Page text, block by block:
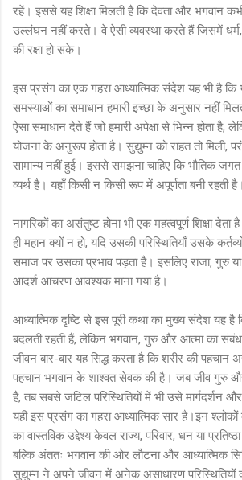
रहें। इससे यह शिक्षा मिलती है कि देवता और भगवान
उल्लंघन नहीं करते। वे ऐसी व्यवस्था करते हैं जिसमें
की रक्षा हो सके।
इस प्रसंग का एक गहरा आध्यात्मिक संदेश यह भी है कि
समस्याओं का समाधान हमारी इच्छा के अनुसार नहीं
ऐसा समाधान देते हैं जो हमारी अपेक्षा से भिन्न होता है,
योजना के अनुरूप होता है। सुद्युम्न को राहत तो मिली,
सामान्य नहीं हुई। इससे समझना चाहिए कि भौतिक जगत
व्यर्थ है। यहाँ किसी न किसी रूप में अपूर्णता बनी रहती है।
नागरिकों का असंतुष्ट होना भी एक महत्वपूर्ण शिक्षा देता
ही महान क्यों न हो, यदि उसकी परिस्थितियाँ उसके
समाज पर उसका प्रभाव पड़ता है। इसलिए राजा, गुरु
आदर्श आचरण आवश्यक माना गया है।
आध्यात्मिक दृष्टि से इस पूरी कथा का मुख्य संदेश यह है
बदलती रहती हैं, लेकिन भगवान, गुरु और आत्मा का संबंध
जीवन बार-बार यह सिद्ध करता है कि शरीर की पहचान
पहचान भगवान के शाश्वत सेवक की है। जब जीव गुरु
है, तब सबसे जटिल परिस्थितियों में भी उसे मार्गदर्शन और
यही इस प्रसंग का गहरा आध्यात्मिक सार है।इन
का वास्तविक उद्देश्य केवल राज्य, परिवार, धन या
बल्कि अंततः भगवान की ओर लौटना और आध्यात्मिक
सुद्युम्न ने अपने जीवन में अनेक असाधारण परिस्थितियों